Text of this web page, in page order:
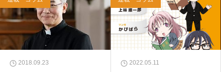
2018.09.23 2022.05.11